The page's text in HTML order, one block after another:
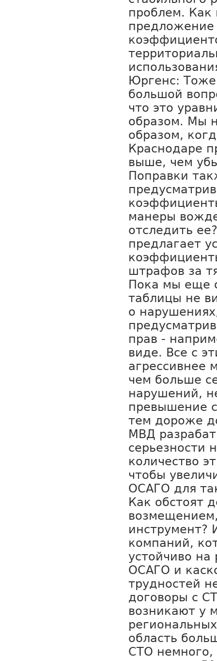
проблем. Как
предложение
Юргенс:
большой
что это
образом. Мы
образом,
Краснодаре
выше, чем
Поправки
манеры
отследить
предлагает
штрафов за
Пока мы еще
таблицы не
о
прав -
виде. Все с
агрессивнее
чем больше
нарушений,
превышение
тем дороже
МВД
серьезности
количество
чтобы
ОСАГО для
Как обстоят
инструмент?
компаний,
устойчиво
ОСАГО и
трудностей
договоры с
возникают у
область
СТО